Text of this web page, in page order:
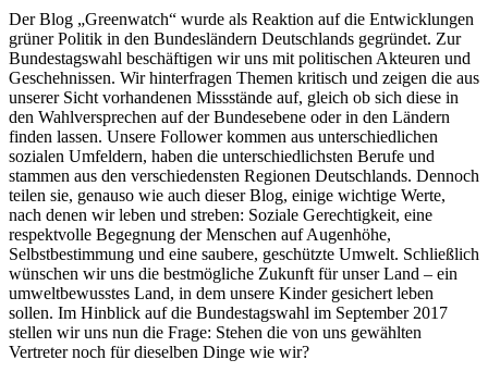
Der Blog „Greenwatch“ wurde als Reaktion auf die Entwicklungen
grüner Politik in den Bundesländern Deutschlands gegründet. Zur
Bundestagswahl beschäftigen wir uns mit politischen Akteuren und
Geschehnissen. Wir hinterfragen Themen kritisch und zeigen die aus
unserer Sicht vorhandenen Missstände auf, gleich ob sich diese in
den Wahlversprechen auf der Bundesebene oder in den Ländern
finden lassen. Unsere Follower kommen aus unterschiedlichen
sozialen Umfeldern, haben die unterschiedlichsten Berufe und
stammen aus den verschiedensten Regionen Deutschlands. Dennoch
teilen sie, genauso wie auch dieser Blog, einige wichtige Werte,
nach denen wir leben und streben: Soziale Gerechtigkeit, eine
respektvolle Begegnung der Menschen auf Augenhöhe,
Selbstbestimmung und eine saubere, geschützte Umwelt. Schließlich
wünschen wir uns die bestmögliche Zukunft für unser Land – ein
umweltbewusstes Land, in dem unsere Kinder gesichert leben
sollen. Im Hinblick auf die Bundestagswahl im September 2017
stellen wir uns nun die Frage: Stehen die von uns gewählten
Vertreter noch für dieselben Dinge wie wir?